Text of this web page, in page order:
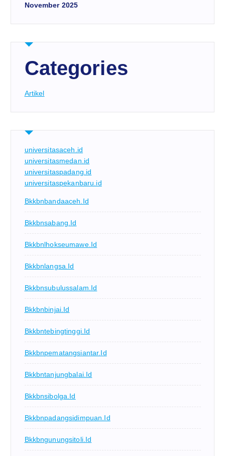
November 2025
Categories
Artikel
universitasaceh.id
universitasmedan.id
universitaspadang.id
universitaspekanbaru.id
Bkkbnbandaaceh.id
Bkkbnsabang.id
Bkkbnlhokseumawe.id
Bkkbnlangsa.id
Bkkbnsubulussalam.id
Bkkbnbinjai.id
Bkkbntebingtinggi.id
Bkkbnpematangsiantar.id
Bkkbntanjungbalai.id
Bkkbnsibolga.id
Bkkbnpadangsidimpuan.id
Bkkbngunungsitoli.id